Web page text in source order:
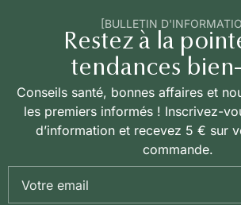
[BULLETIN
Restez à la
tendances
Conseils santé, bonnes affaires et
les premiers informés ! Inscrivez-
d’information et recevez 5 € sur
commande.